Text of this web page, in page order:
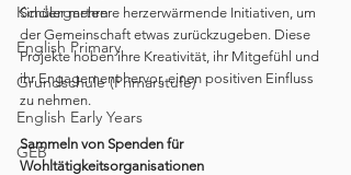
Kindergarten
English Primary
Grundschule (Primarstufe)
English Early Years
GEB
Schüler mehrere herzerwärmende Initiativen, um
der Gemeinschaft etwas zurückzugeben. Diese
Projekte hoben ihre Kreativität, ihr Mitgefühl und
ihr Engagement hervor, einen positiven Einfluss
zu nehmen.
Sammeln von Spenden für
Wohltätigkeitsorganisationen